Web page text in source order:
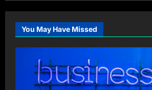
Serviceprozesse
mit
Lösungen
effizient
verbessern
You May Have Missed